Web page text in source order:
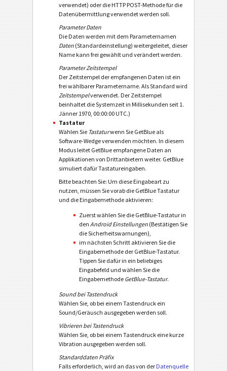
verwendet) oder die HTTP POST-Methode für die
Datenübermittlung verwendet werden soll.
Parameter Daten
Die Daten werden mit dem Parameternamen
Daten (Standardeinstellung) weitergeleitet, dieser
Name kann frei gewählt und verändert werden.
Parameter Zeitstempel
Der Zeitstempel der empfangenen Daten ist ein
frei wählbarer Parametername. Als Standard wird
Zeitstempelverwendet. Der Zeitstempel
beinhaltet die Systemzeit in Millisekunden seit 1.
Jänner 1970, 00:00:00 UTC.)
Tastatur
Wählen Sie Tastaturwenn Sie GetBlue als
Software-Wedge verwenden möchten. In diesem
Modus leitet GetBlue empfangene Daten an
Applikationen von Drittanbietern weiter. GetBlue
simuliert dafür Tastatureingaben.
Bitte beachten Sie: Um diese Eingabeart zu
nutzen, müssen Sie vorab die GetBlue Tastatur
und die Eingabemethode aktivieren:
Zuerst wählen Sie die GetBlue-Tastatur in
den Android Einstellungen (Bestätigen Sie
die Sicherheitswarnungen),
im nächsten Schritt aktivieren Sie die
Eingabemethode der GetBlue-Tastatur.
Tippen Sie dafür in ein beliebiges
Eingabefeld und wählen Sie die
Eingabemethode GetBlue-Tastatur.
Sound bei Tastendruck
Wählen Sie, ob bei einem Tastendruck ein
Sound/Geräusch ausgegeben werden soll.
Vibrieren bei Tastendruck
Wählen Sie, ob bei einem Tastendruck eine kurze
Vibration ausgegeben werden soll.
Standarddaten Präfix
Falls erforderlich, wird an das von der Datenquelle